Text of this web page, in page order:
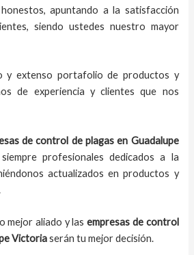
apuntando a la satisfacción
siendo ustedes nuestro mayor
y extenso portafolio de productos y
de experiencia y clientes que nos
de control de plagasen Guadalupe
profesionales dedicados a la
actualizados en productos y
mejor aliado y lasempresas de control
Victoriaserán tu mejor decisión.